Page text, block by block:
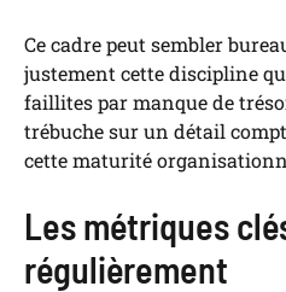
Ce cadre peut sembler
justement cette discipline
faillites par manque de
trébuche sur un détail
cette maturité
Les métriques
régulièrement